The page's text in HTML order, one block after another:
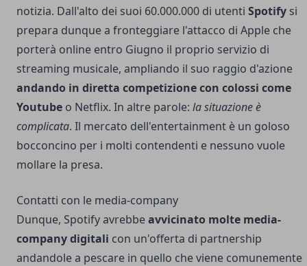
notizia. Dall'alto dei suoi 60.000.000 di utenti Spotify si
prepara dunque a fronteggiare l'attacco di Apple che
porterà online entro Giugno il proprio servizio di
streaming musicale, ampliando il suo raggio d'azione
andando in diretta competizione con colossi come
Youtube o Netflix. In altre parole: la situazione è
complicata. Il mercato dell'entertainment è un goloso
bocconcino per i molti contendenti e nessuno vuole
mollare la presa.
Contatti con le media-company
Dunque, Spotify avrebbeavvicinato molte media-
company digitali con un'offerta di partnership
andandole a pescare in quello che viene comunemente